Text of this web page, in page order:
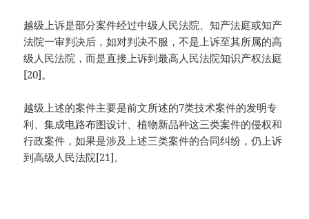
越级上诉是部分案件经过中级人民法院、知产法庭或知产
法院一审判决后，如对判决不服，不是上诉至其所属的高
级人民法院，而是直接上诉到最高人民法院知识产权法庭
[20]。
越级上述的案件主要是前文所述的7类技术案件的发明专
利、集成电路布图设计、植物新品种这三类案件的侵权和
行政案件，如果是涉及上述三类案件的合同纠纷，仍上诉
到高级人民法院[21]。